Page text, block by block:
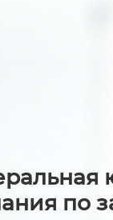
по